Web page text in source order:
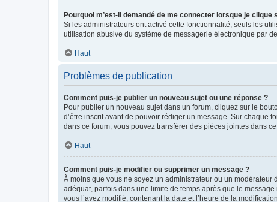
Pourquoi m’est-il demandé de me connecter lorsque je
Si les administrateurs ont activé cette fonctionnalité, seuls les
utilisation abusive du système de messagerie électronique par
Haut
Problèmes de publication
Comment puis-je publier un nouveau sujet ou une réponse ?
Pour publier un nouveau sujet dans un forum, cliquez sur le
d’être inscrit avant de pouvoir rédiger un message. Sur chaque
dans ce forum, vous pouvez transférer des pièces jointes dans ce
Haut
Comment puis-je modifier ou supprimer un message ?
À moins que vous ne soyez un administrateur ou un
adéquat, parfois dans une limite de temps après que le
vous l’avez modifié, contenant la date et l’heure de la